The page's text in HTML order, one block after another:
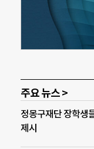
주요 뉴스 >
정몽구재단 장학생
제시